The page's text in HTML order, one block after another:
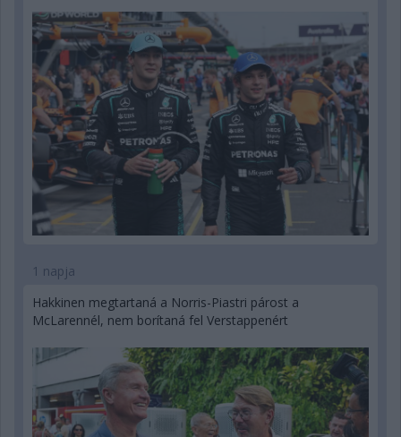
1 napja
Hakkinen megtartaná a Norris-Piastri párost a
McLarennél, nem borítaná fel Verstappenért